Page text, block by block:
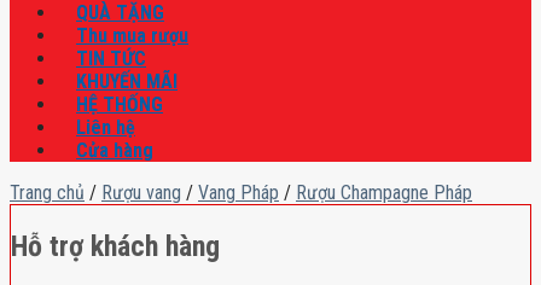
QUÀ TẶNG
Thu mua rượu
TIN TỨC
KHUYẾN MÃI
HỆ THỐNG
Liên hệ
Cửa hàng
Trang chủ / Rượu vang / Vang Pháp / Rượu Champagne Pháp
Hỗ trợ khách hàng